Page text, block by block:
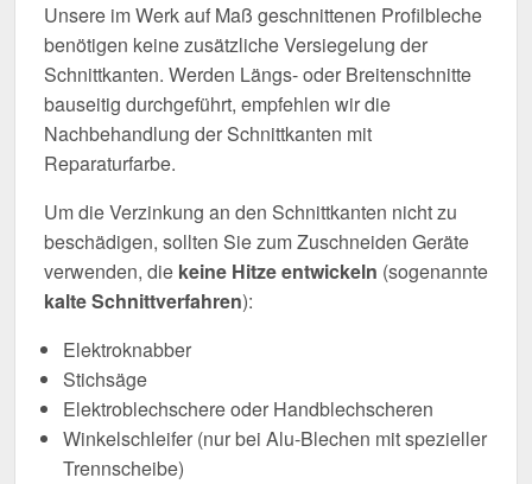
Unsere im Werk auf Maß geschnittenen Profilbleche
benötigen keine zusätzliche Versiegelung der
Schnittkanten. Werden Längs- oder Breitenschnitte
bauseitig durchgeführt, empfehlen wir die
Nachbehandlung der Schnittkanten mit
Reparaturfarbe.
Um die Verzinkung an den Schnittkanten nicht zu
beschädigen, sollten Sie zum Zuschneiden Geräte
verwenden, die keine Hitze entwickeln (sogenannte
kalte Schnittverfahren):
Elektroknabber
Stichsäge
Elektroblechschere oder Handblechscheren
Winkelschleifer (nur bei Alu-Blechen mit spezieller
Trennscheibe)